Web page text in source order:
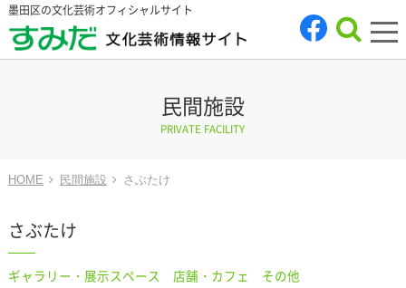
墨田区の文化芸術オフィシャルサイト
民間施設
PRIVATE FACILITY
HOME 民間施設 さぶたけ
さぶたけ
ギャラリー・展示スペース 店舗・カフェ その他